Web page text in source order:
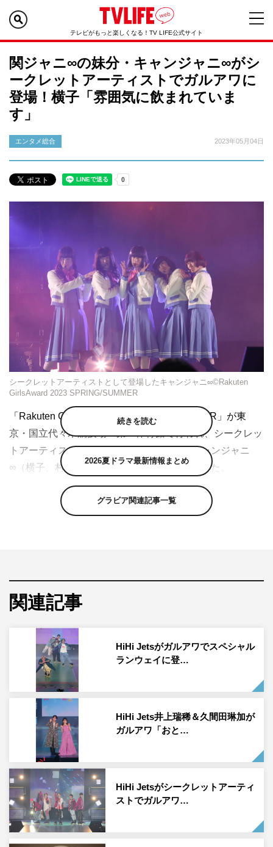
テレビがもっと楽しくなる！TV LIFE公式サイト
関ジャニ∞の妹分・キャンジャニ∞がシ
ークレットアーティストでガルアワに
登場！横子「雰囲気に飲まれていま
す」
エンタメ総合 2023年05月04日
シークレットアーティストとして登場したキャンジャニ∞©Rakuten
GirlsAward 2023 SPRING/SUMMER
「Rakuten GirlsAward 2023 SPRING/SUMMER」が東
京・国立代々木競技場 第一体育館で行われ、シークレッ
トアーティストとして関ジャニ∞の妹分のキャンジャニ
∞（横子、村子、丸子、安子、倉子）が登場した。
モニターに「ないわぁ〜フォーリンラブ」のPV映像が映
し出されると、会場から歓声が上がった。“会えそうで逢
戻るとそれぞれ自己紹介。
村子が「楽しんでくださっていますか？」と会場に呼びか
ね」とユーモアを交える場面も。
TikTokで生配信されていることに喜んだ丸子が不思議な動
きをすると、村子が「後で裏で怒っておきますね」とツッ
コミ。横子は「丸子、ちゃんと滑ってるわね」とほほ笑ん
スタンバイ位置につきながら、村子が「制服のデザインを
したいというデザイナーの方お待ちしています」と投げか
けると、安子が「お仕事のオファーもお待ちしてます」と
畳みかけた。
そして横子が「皆さんが思っている以上に、雰囲気に飲ま
れています。ぜひ温かい目でご覧ください」と語り、5月
続きを読む
2026夏ドラマ最新情報まとめ
グラビア関連記事一覧
関連記事
HiHi Jetsがガルアワでスペシャル
ランウェイに登…
HiHi Jets井上瑞稀＆久間田琳加が
ガルアワ「おと…
HiHi Jetsがシークレットアーティ
ストでガルアワ…